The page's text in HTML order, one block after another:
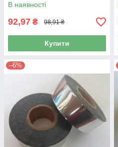
В наявності
92,97 ₴ 98,91 ₴
Купити
–6%